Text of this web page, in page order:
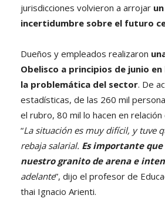
jurisdicciones volvieron a arrojar
incertidumbre sobre el futuro
Dueños y empleados realizaron
Obelisco a principios de junio
la problemática del sector. De
estadísticas, de las 260 mil
el rubro, 80 mil lo hacen en
“La situación es muy difícil, y tuve
rebaja salarial. Es importante que
nuestro granito de arena e
adelante”, dijo el profesor de
thai Ignacio Arienti.